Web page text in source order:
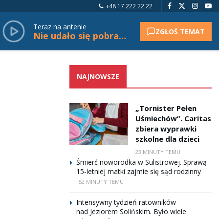
+48 17 222 22 22
Teraz na antenie
Nie udało się pobrać tytułu. ZGŁOŚ TEMAT
NAJNOWSZE
„Tornister Pełen
Uśmiechów”. Caritas
zbiera wyprawki
szkolne dla dzieci
23 MINUTY TEMU
Śmierć noworodka w Sulistrowej. Sprawą
15-letniej matki zajmie się sąd rodzinny
52 MINUTY TEMU
Intensywny tydzień ratowników
nad Jeziorem Solińskim. Było wiele